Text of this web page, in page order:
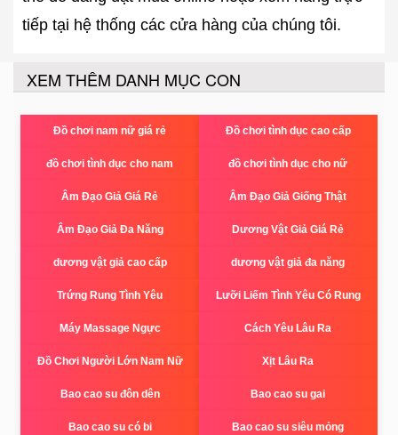
tiếp tại hệ thống các cửa hàng của chúng tôi.
XEM THÊM DANH MỤC CON
Đồ chơi nam nữ giá rẻ Đồ chơi tình dục cao cấp
đồ chơi tình dục cho nam đồ chơi tình dục cho nữ
Âm Đạo Giả Giá Rẻ Âm Đạo Giả Giống Thật
Âm Đạo Giả Đa Năng Dương Vật Giả Giá Rẻ
dương vật giả cao cấp dương vật giả đa năng
Trứng Rung Tình Yêu Lưỡi Liếm Tình Yêu Có Rung
Máy Massage Ngực Cách Yêu Lâu Ra
Đồ Chơi Người Lớn Nam Nữ Xịt Lâu Ra
Bao cao su đôn dên Bao cao su gai
Bao cao su có bi Bao cao su siêu mỏng